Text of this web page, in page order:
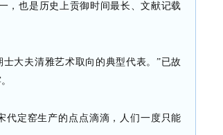
，也是历史上贡御时间最长、文献记载
大夫清雅艺术取向的典型代表。”已故
代定窑生产的点点滴滴，人们一度只能